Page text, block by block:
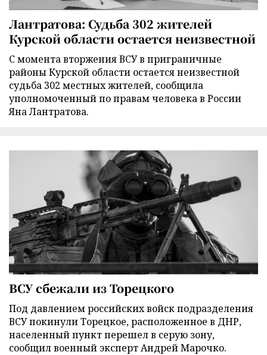
Лантратова: Судьба 302 жителей
Курской области остается неизвестной
С момента вторжения ВСУ в приграничные
районы Курской области остается неизвестной
судьба 302 местных жителей, сообщила
уполномоченный по правам человека в России
Яна Лантратова.
ВСУ сбежали из Торецкого
Под давлением российских войск подразделения
ВСУ покинули Торецкое, расположенное в ДНР,
населенный пункт перешел в серую зону,
сообщил военный эксперт Андрей Марочко.